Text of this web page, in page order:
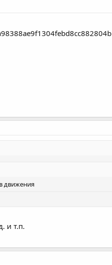
движения
и т.п.